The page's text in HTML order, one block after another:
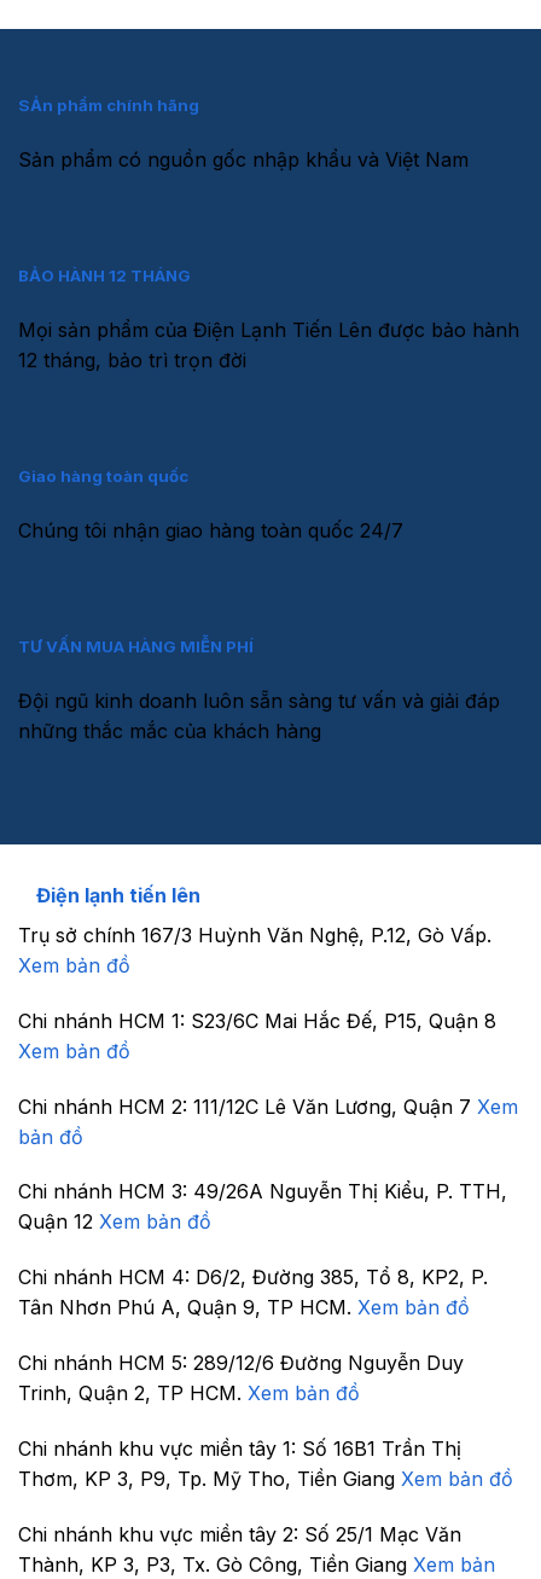
SẢn phẩm chính hãng
Sản phẩm có nguồn gốc nhập khẩu và Việt Nam
BẢO HÀNH 12 THÁNG
Mọi sản phẩm của Điện Lạnh Tiến Lên được bảo hành
12 tháng, bảo trì trọn đời
Giao hàng toàn quốc
Chúng tôi nhận giao hàng toàn quốc 24/7
TƯ VẤN MUA HÀNG MIỄN PHÍ
Đội ngũ kinh doanh luôn sẵn sàng tư vấn và giải đáp
những thắc mắc của khách hàng
Điện lạnh tiến lên
Trụ sở chính 167/3 Huỳnh Văn Nghệ, P.12, Gò Vấp.
Xem bản đồ
Chi nhánh HCM 1: S23/6C Mai Hắc Đế, P15, Quận 8
Xem bản đồ
Chi nhánh HCM 2: 111/12C Lê Văn Lương, Quận 7 Xem
bản đồ
Chi nhánh HCM 3: 49/26A Nguyễn Thị Kiểu, P. TTH,
Quận 12 Xem bản đồ
Chi nhánh HCM 4: D6/2, Đường 385, Tổ 8, KP2, P.
Tân Nhơn Phú A, Quận 9, TP HCM. Xem bản đồ
Chi nhánh HCM 5: 289/12/6 Đường Nguyễn Duy
Trinh, Quận 2, TP HCM. Xem bản đồ
Chi nhánh khu vực miền tây 1: Số 16B1 Trần Thị
Thơm, KP 3, P9, Tp. Mỹ Tho, Tiền Giang Xem bản đồ
Chi nhánh khu vực miền tây 2: Số 25/1 Mạc Văn
Thành, KP 3, P3, Tx. Gò Công, Tiền Giang Xem bản